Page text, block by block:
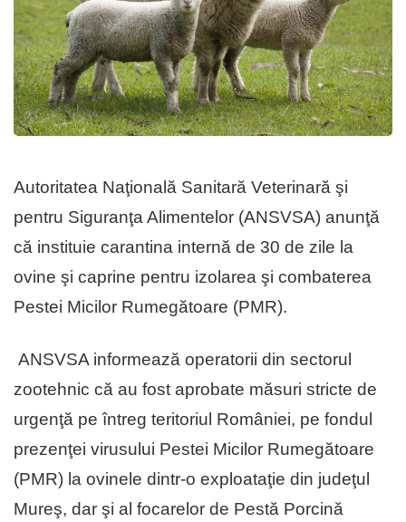
Autoritatea Naţională Sanitară Veterinară şi
pentru Siguranţa Alimentelor (ANSVSA) anunţă
că instituie carantina internă de 30 de zile la
ovine şi caprine pentru izolarea şi combaterea
Pestei Micilor Rumegătoare (PMR).
ANSVSA informează operatorii din sectorul
zootehnic că au fost aprobate măsuri stricte de
urgenţă pe întreg teritoriul României, pe fondul
prezenţei virusului Pestei Micilor Rumegătoare
(PMR) la ovinele dintr-o exploataţie din judeţul
Mureş, dar şi al focarelor de Pestă Porcină